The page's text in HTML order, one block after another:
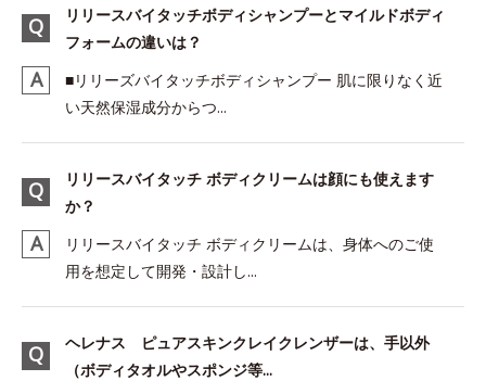
リリースバイタッチボディシャンプーとマイルドボディ
フォームの違いは？
■リリーズバイタッチボディシャンプー 肌に限りなく近
い天然保湿成分からつ...
リリースバイタッチ ボディクリームは顔にも使えます
か？
リリースバイタッチ ボディクリームは、身体へのご使
用を想定して開発・設計し...
ヘレナス ピュアスキンクレイクレンザーは、手以外
（ボディタオルやスポンジ等...